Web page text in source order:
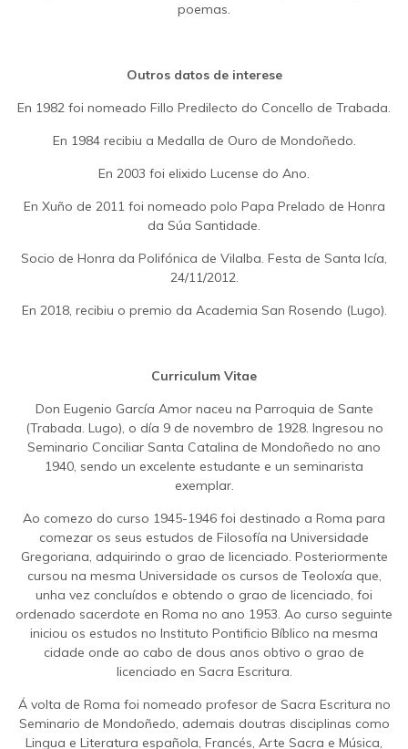
poemas.
Outros datos de interese
En 1982 foi nomeado Fillo Predilecto do Concello de Trabada.
En 1984 recibiu a Medalla de Ouro de Mondoñedo.
En 2003 foi elixido Lucense do Ano.
En Xuño de 2011 foi nomeado polo Papa Prelado de Honra
da Súa Santidade.
Socio de Honra da Polifónica de Vilalba. Festa de Santa Icía,
24/11/2012.
En 2018, recibiu o premio da Academia San Rosendo (Lugo).
Curriculum Vitae
Don Eugenio García Amor naceu na Parroquia de Sante
(Trabada. Lugo), o día 9 de novembro de 1928. Ingresou no
Seminario Conciliar Santa Catalina de Mondoñedo no ano
1940, sendo un excelente estudante e un seminarista
exemplar.
Ao comezo do curso 1945-1946 foi destinado a Roma para
comezar os seus estudos de Filosofía na Universidade
Gregoriana, adquirindo o grao de licenciado. Posteriormente
cursou na mesma Universidade os cursos de Teoloxía que,
unha vez concluídos e obtendo o grao de licenciado, foi
ordenado sacerdote en Roma no ano 1953. Ao curso seguinte
iniciou os estudos no Instituto Pontificio Bíblico na mesma
cidade onde ao cabo de dous anos obtivo o grao de
licenciado en Sacra Escritura.
Á volta de Roma foi nomeado profesor de Sacra Escritura no
Seminario de Mondoñedo, ademais doutras disciplinas como
Lingua e Literatura española, Francés, Arte Sacra e Música,